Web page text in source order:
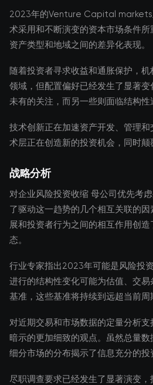
2023年的Venture Capital markets
术采用和不断演变的资本市场条件
资产类型和地域之间的差异化表现。
随着投资者寻求收益和通胀保护，
领域，但配置偏好已经发生了显著
未有的关注，而另一些则面临结构性
技术创新正在加速资产开发、管理
术层正在创造新的投资机会，同时颠
战略分析
对企业风险投资收缩 母公司优先考
了驱动这一趋势的几个相互关联的
展和投资者行为之间的相互作用创
态。
行业专家指出2023年可能是风险投
进行的结构性变化可能为估值、交
基准，这些基准将持续到远超当前周
对近期交易和市场数据的定量分析
暗示的更加细致的观点。虽然总量
细分市场的分布揭示了信息充分的投
尽职调查要求已经发生了显著演变